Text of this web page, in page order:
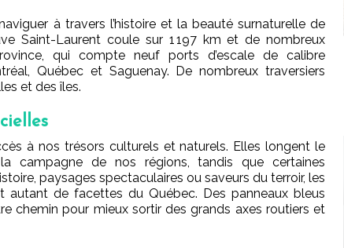
à travers l’histoire et la beauté surnaturelle de
Saint-Laurent coule sur 1 197 km et de nombreux
qui compte neuf ports d’escale de calibre
Québec et Saguenay. De nombreux traversiers
et des îles.
à nos trésors culturels et naturels. Elles longent le
la campagne de nos régions, tandis que certaines
paysages spectaculaires ou saveurs du terroir, les
autant de facettes du Québec. Des panneaux bleus
chemin pour mieux sortir des grands axes routiers et